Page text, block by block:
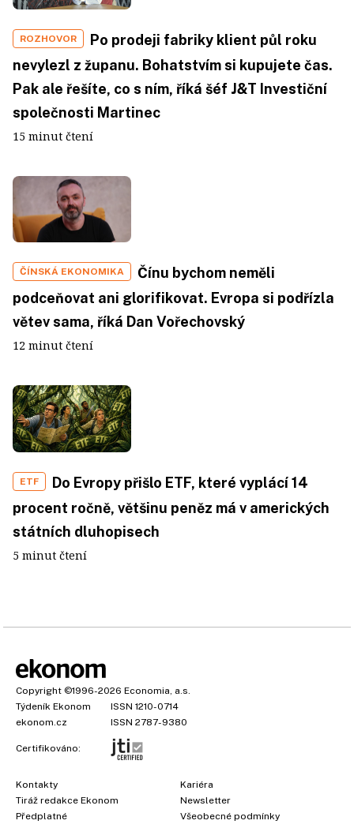
ROZHOVOR
Po prodeji fabriky klient půl roku
nevylezl z županu. Bohatstvím si kupujete čas.
Pak ale řešíte, co s ním, říká šéf J&T Investiční
společnosti Martinec
15 minut čtení
ČÍNSKÁ EKONOMIKA
Čínu bychom neměli
podceňovat ani glorifikovat. Evropa si podřízla
větev sama, říká Dan Vořechovský
12 minut čtení
ETF
Do Evropy přišlo ETF, které vyplácí 14
procent ročně, většinu peněz má v amerických
státních dluhopisech
5 minut čtení
Copyright ©1996-2026 Economia, a.s.
Týdeník Ekonom
ISSN 1210-0714
ekonom.cz
ISSN 2787-9380
Certifikováno:
Kontakty
Tiráž redakce Ekonom
Předplatné
Kariéra
Newsletter
Všeobecné podmínky